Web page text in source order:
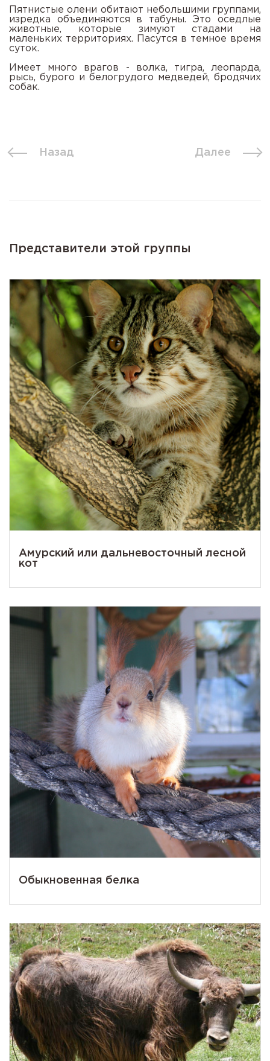
Пятнистые олени обитают небольшими группами,
изредка объединяются в табуны. Это оседлые
животные, которые зимуют стадами на
маленьких территориях. Пасутся в темное время
суток.
Имеет много врагов - волка, тигра, леопарда,
рысь, бурого и белогрудого медведей, бродячих
собак.
Назад Далее
Представители этой группы
Амурский или дальневосточный лесной
кот
Обыкновенная белка